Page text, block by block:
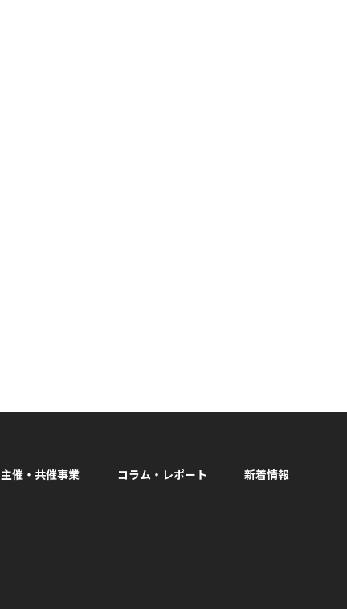
主催・共催事業 コラム・レポート 新着情報